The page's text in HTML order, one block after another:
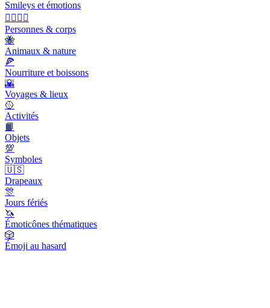
Smileys et émotions
👩‍❤️‍💋‍👨
Personnes & corps
🐝
Animaux & nature
🍕
Nourriture et boissons
🌇
Voyages & lieux
🥎
Activités
📙
Objets
💯
Symboles
🇺🇸
Drapeaux
🎊
Jours fériés
🦄
Émoticônes thématiques
🎲
Émoji au hasard